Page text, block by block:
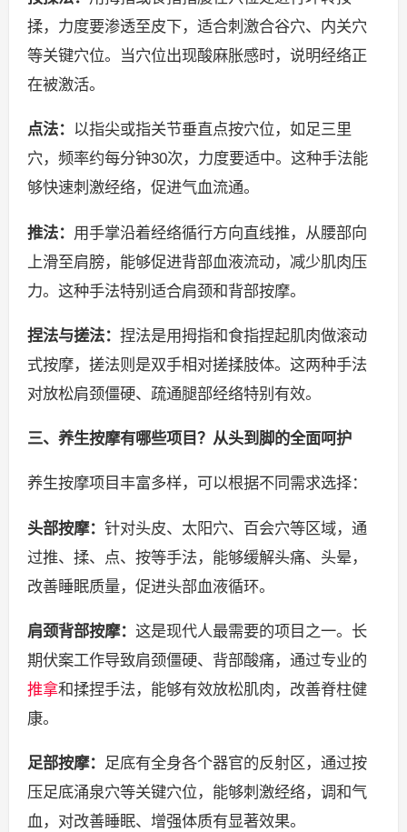
揉，力度要渗透至皮下，适合刺激合谷穴、内关穴
等关键穴位。当穴位出现酸麻胀感时，说明经络正
在被激活。
点法： 以指尖或指关节垂直点按穴位，如足三里
穴，频率约每分钟30次，力度要适中。这种手法能
够快速刺激经络，促进气血流通。
推法： 用手掌沿着经络循行方向直线推，从腰部向
上滑至肩膀，能够促进背部血液流动，减少肌肉压
力。这种手法特别适合肩颈和背部按摩。
捏法与搓法： 捏法是用拇指和食指捏起肌肉做滚动
式按摩，搓法则是双手相对搓揉肢体。这两种手法
对放松肩颈僵硬、疏通腿部经络特别有效。
三、养生按摩有哪些项目？从头到脚的全面呵护
养生按摩项目丰富多样，可以根据不同需求选择：
头部按摩： 针对头皮、太阳穴、百会穴等区域，通
过推、揉、点、按等手法，能够缓解头痛、头晕，
改善睡眠质量，促进头部血液循环。
肩颈背部按摩： 这是现代人最需要的项目之一。长
期伏案工作导致肩颈僵硬、背部酸痛，通过专业的
推拿和揉捏手法，能够有效放松肌肉，改善脊柱健
康。
足部按摩： 足底有全身各个器官的反射区，通过按
压足底涌泉穴等关键穴位，能够刺激经络，调和气
血，对改善睡眠、增强体质有显著效果。